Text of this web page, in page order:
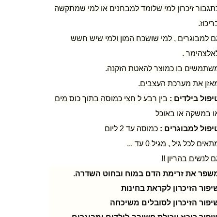
זיכרון למי שלומד למבחנים או למי שמתקשה
למבוגרים , למי שושכח המון ולמי שיש חשש
.
בו כמוצר להאטת הזקנה.
את מערכת העצבים.
בילדים : בין רבע ל חצי כמוסה בתוך כוס מים
במשקה או באוכל
למבוגרים : כמוסה עד 2 ליום
לכל גיל , מגיל 0 עד ...
לנשים בהריון !!
את זרימת הדם במוח ובחוט השדרה.
הזיכרון לקראת בחינות
הזיכרון לסובלים משיכחה